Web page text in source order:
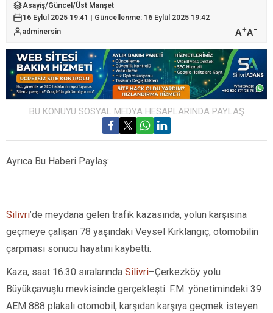
Asayiş/Güncel /Üst Manşet
16 Eylül 2025 19:41 | Güncellenme: 16 Eylül 2025 19:42
adminersin
A+A-
BU KONUYU SOSYAL MEDYA HESAPLARINDA PAYLAŞ
Ayrıca Bu Haberi Paylaş:
Silivri’de meydana gelen trafik kazasında, yolun karşısına
geçmeye çalışan 78 yaşındaki Veysel Kırklangıç, otomobilin
çarpması sonucu hayatını kaybetti.
Kaza, saat 16.30 sıralarında Silivri–Çerkezköy yolu
Büyükçavuşlu mevkisinde gerçekleşti. F.M. yönetimindeki 39
AEM 888 plakalı otomobil, karşıdan karşıya geçmek isteyen